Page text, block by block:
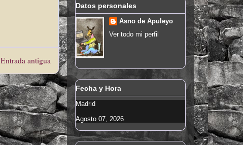
Entrada antigua
Datos personales
Asno de Apuleyo
Ver todo mi perfil
Fecha y Hora
Madrid
Agosto 07, 2026